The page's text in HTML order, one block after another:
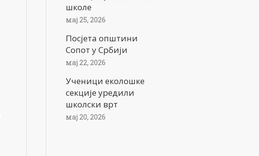
школе
мај 25, 2026
Посјета општини
Сопот у Србији
мај 22, 2026
Ученици еколошке
секције уредили
школски врт
мај 20, 2026